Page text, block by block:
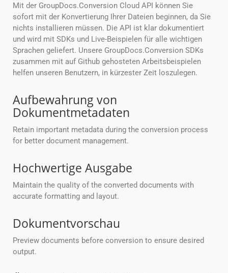
Mit der GroupDocs.Conversion Cloud API können Sie
sofort mit der Konvertierung Ihrer Dateien beginnen, da Sie
nichts installieren müssen. Die API ist klar dokumentiert
und wird mit SDKs und Live-Beispielen für alle wichtigen
Sprachen geliefert. Unsere GroupDocs.Conversion SDKs
zusammen mit auf Github gehosteten Arbeitsbeispielen
helfen unseren Benutzern, in kürzester Zeit loszulegen.
Aufbewahrung von
Dokumentmetadaten
Retain important metadata during the conversion process
for better document management.
Hochwertige Ausgabe
Maintain the quality of the converted documents with
accurate formatting and layout.
Dokumentvorschau
Preview documents before conversion to ensure desired
output.